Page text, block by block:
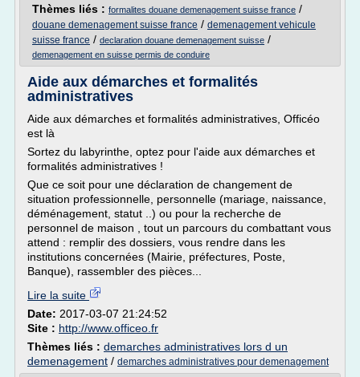
Thèmes liés : formalites douane demenagement suisse france /
douane demenagement suisse france / demenagement vehicule
suisse france / declaration douane demenagement suisse /
demenagement en suisse permis de conduire
Aide aux démarches et formalités
administratives
Aide aux démarches et formalités administratives, Officéo
est là
Sortez du labyrinthe, optez pour l'aide aux démarches et
formalités administratives !
Que ce soit pour une déclaration de changement de
situation professionnelle, personnelle (mariage, naissance,
déménagement, statut ..) ou pour la recherche de
personnel de maison , tout un parcours du combattant vous
attend : remplir des dossiers, vous rendre dans les
institutions concernées (Mairie, préfectures, Poste,
Banque), rassembler des pièces...
Lire la suite
Date: 2017-03-07 21:24:52
Site : http://www.officeo.fr
Thèmes liés : demarches administratives lors d un
demenagement / demarches administratives pour demenagement